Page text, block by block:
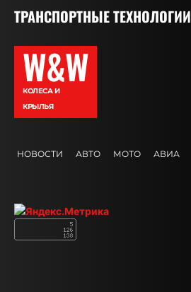
ТРАНСПОРТНЫЕ ТЕХНОЛОГИИ
W&W
КОЛЕСА И
КРЫЛЬЯ
НОВОСТИ АВТО МОТО АВИА